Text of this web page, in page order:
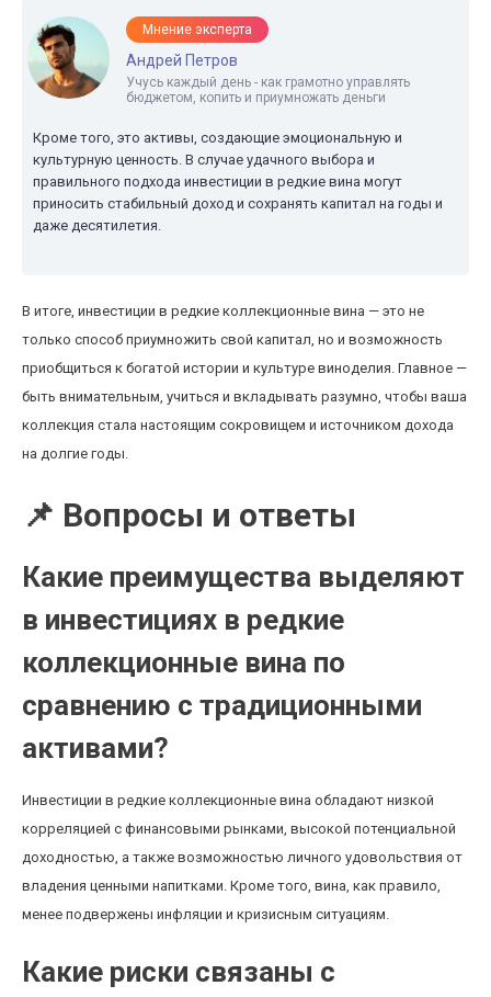
Мнение эксперта
Андрей Петров
Учусь каждый день - как грамотно управлять
бюджетом, копить и приумножать деньги
Кроме того, это активы, создающие эмоциональную и
культурную ценность. В случае удачного выбора и
правильного подхода инвестиции в редкие вина могут
приносить стабильный доход и сохранять капитал на годы и
даже десятилетия.
В итоге, инвестиции в редкие коллекционные вина — это не
только способ приумножить свой капитал, но и возможность
приобщиться к богатой истории и культуре виноделия. Главное —
быть внимательным, учиться и вкладывать разумно, чтобы ваша
коллекция стала настоящим сокровищем и источником дохода
на долгие годы.
📌 Вопросы и ответы
Какие преимущества выделяют
в инвестициях в редкие
коллекционные вина по
сравнению с традиционными
активами?
Инвестиции в редкие коллекционные вина обладают низкой
корреляцией с финансовыми рынками, высокой потенциальной
доходностью, а также возможностью личного удовольствия от
владения ценными напитками. Кроме того, вина, как правило,
менее подвержены инфляции и кризисным ситуациям.
Какие риски связаны с